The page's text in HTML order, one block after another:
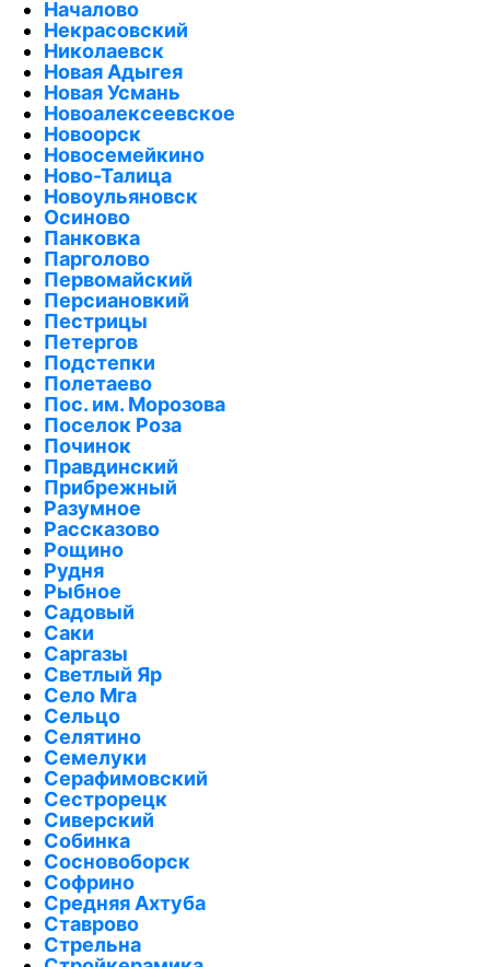
Началово
Некрасовский
Николаевск
Новая Адыгея
Новая Усмань
Новоалексеевское
Новоорск
Новосемейкино
Ново-Талица
Новоульяновск
Осиново
Панковка
Парголово
Первомайский
Персиановкий
Пестрицы
Петергов
Подстепки
Полетаево
Пос. им. Морозова
Поселок Роза
Починок
Правдинский
Прибрежный
Разумное
Рассказово
Рощино
Рудня
Рыбное
Садовый
Саки
Саргазы
Светлый Яр
Село Мга
Сельцо
Селятино
Семелуки
Серафимовский
Сестрорецк
Сиверский
Собинка
Сосновоборск
Софрино
Средняя Ахтуба
Ставрово
Стрельна